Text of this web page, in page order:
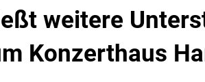
weitere
Konzerthaus